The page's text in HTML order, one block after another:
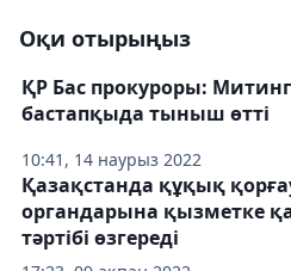
Оқи отырыңыз
10:41, 14 наурыз 2022
ҚР Бас прокуроры:
бастапқыда тыныш өтті
Қазақстанда құқық
органдарына қызметке
тәртібі өзгереді